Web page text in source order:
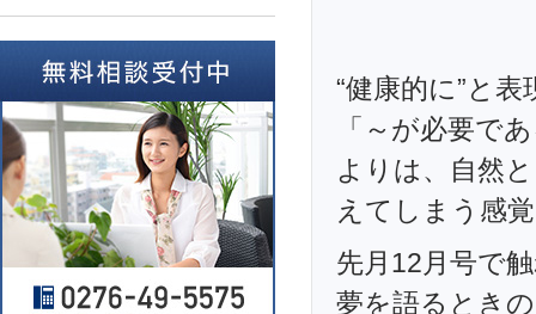
“健康的に”と
「～が必要で
よりは、自然
えてしまう感
先月12月号で
夢を語るとき